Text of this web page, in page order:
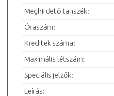
Meghirdető tanszék:
Óraszám:
Kreditek száma:
Maximális létszám:
Speciális jelzők:
Leírás: